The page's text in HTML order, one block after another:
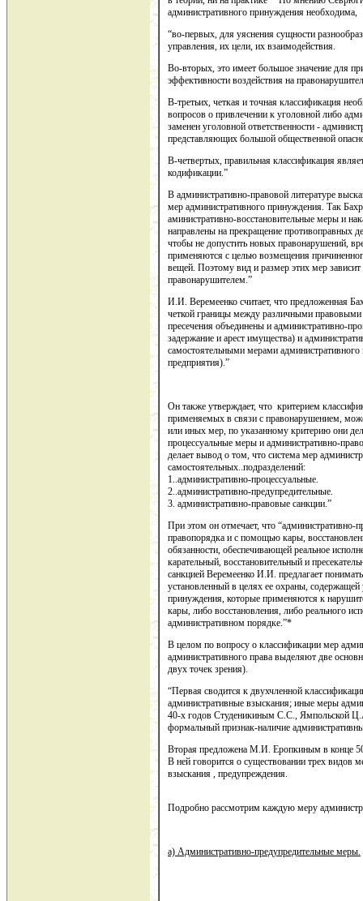
административного принуждения необходима,
“во-первых, для уяснения сущности
управления, их цели, их взаимодействия.
Во-вторых, это имеет большое значение для
эффективности воздействия на
В-третьих, четкая и точная классификация
вопросов о привлечении к уголовной либо
заменен уголовной ответственности -
представляющих большой общественной
В-четвертых, правильная классификация
кодификации.”
В административно-правовой литературе
мер административного принуждения. Так
аминистративно-восстановительные меры и
направлены на прекращение противоправных
чтобы не допустить новых правонарушений,
применяются с целью возмещения
вещей. Поэтому вид и размер этих мер зависит
правонарушителем.”
И.И. Веремеенко считает, что предложенная
четкой границы между различными
пресечения объединены и административно-
задержание и арест имущества) и
самостоятельными мерами
предприятия).”
Он также утверждает, что критерием
применяемых в связи с правонарушением,
или иных мер, по указанному критерию они
процессуальные меры и административно-
делает вывод о том, что система мер
самостоятельных..подразделений:
1..административно-процессуальные.
2..административно-предупредительные.
3. административно-правовые санкции.”
При этом он отмечает, что “административно-
правопорядка и с помощью кары,
обязанности, обеспечивающей реальное
карательный, восстановительный и
санкцией Веремеенко И.И. предлагает
установленный в целях ее охраны, содержащей
принуждения, которые применяются к
кары, либо восстановления, либо реального
административном порядке.”*
В целом по вопросу о классификации мер
административного права выделяют две
двух точек зрения).
“Первая сводится к двухчленной
административные взыскания; иные меры
40-х годов Студеникиным С.С., Ямпольской
формальный признак-наличие
Вторая предложена М.И. Еропкиным в конце
В ней говорится о существовании трех видов
взыскания , предупреждения.
Подробно рассмотрим каждую меру
а) Административно-предупредительные меры.